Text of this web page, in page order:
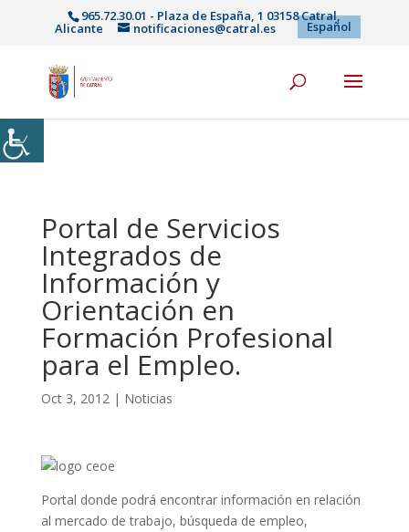
965.72.30.01 - Plaza de España, 1 03158 Catral,
Alicante notificaciones@catral.es Español
Portal de Servicios
Integrados de
Información y
Orientación en
Formación Profesional
para el Empleo.
Oct 3, 2012| Noticias
Portal donde podrá encontrar información en relación
al mercado de trabajo, búsqueda de empleo,